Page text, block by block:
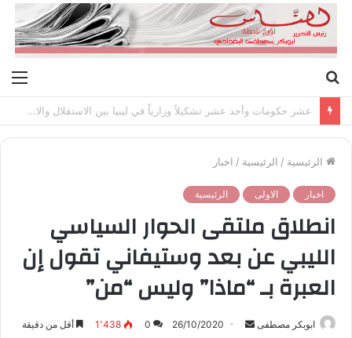
عن
عشر حكومات وأحد عشر تشكيلاً وزارياً في ليبيا بين الاستقلال والانقلاب (1951 – 1969)
الرئيسية / الرئيسية / اخبار
اخبار الاولى الرئيسية
انطلاق ملتقى الحوار السياسي
الليبي عن بعد وستيفاني تقول إن
العبرة بـ “ماذا” وليس “من”
ابوبكر مصطفى 26/10/2020
0 1٬438 أقل من دقيقة